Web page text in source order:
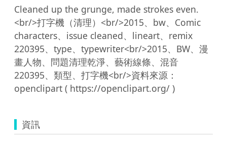
Cleaned up the grunge, made strokes even.
<br/>打字機（清理）<br/>2015、bw、Comic
characters、issue cleaned、lineart、remix
220395、type、typewriter<br/>2015、BW、漫
畫人物、問題清理乾淨、藝術線條、混音
220395、類型、打字機<br/>資料來源：
資訊